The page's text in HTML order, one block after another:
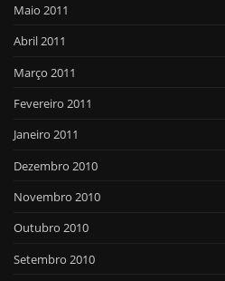
Maio 2011
Abril 2011
Março 2011
Fevereiro 2011
Janeiro 2011
Dezembro 2010
Novembro 2010
Outubro 2010
Setembro 2010